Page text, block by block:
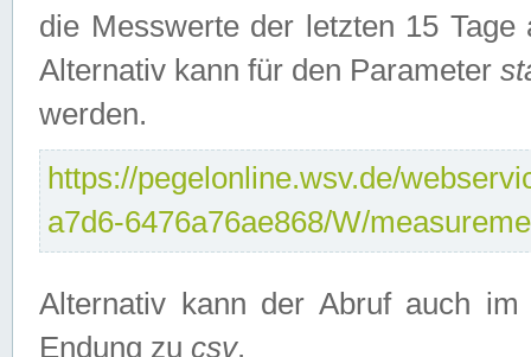
die Messwerte der letzten 15
Alternativ kann für den Parameter
werden.
https://pegelonline.wsv.de/
a7d6-6476a76ae868/W/
Alternativ kann der Abruf auch
Endung zu csv.